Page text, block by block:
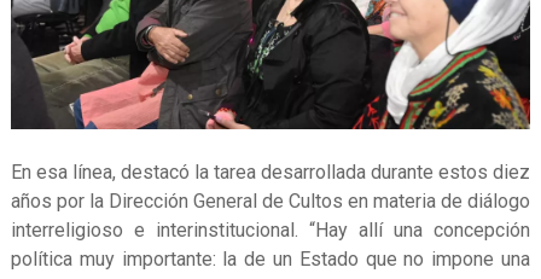
En esa línea, destacó la tarea desarrollada durante estos diez
años por la Dirección General de Cultos en materia de diálogo
interreligioso e interinstitucional. “Hay allí una concepción
política muy importante: la de un Estado que no impone una